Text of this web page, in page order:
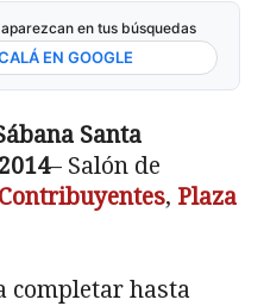
en tus búsquedas
EN GOOGLE
Santa
– Salón de
, Plaza
completar hasta